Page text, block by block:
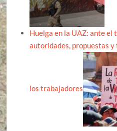
Huelga en la UAZ: ante el
autoridades, propuestas
los trabajadores